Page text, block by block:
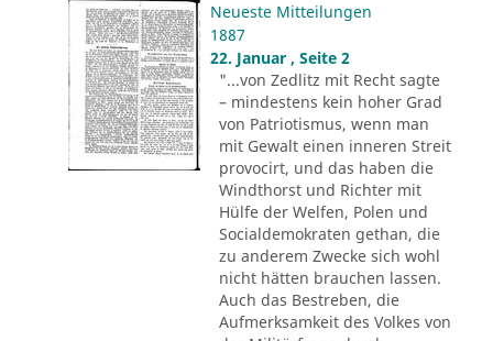
Neueste Mitteilungen
1887
22. Januar , Seite 2
"...von Zedlitz mit Recht sagte
– mindestens kein hoher Grad
von Patriotismus, wenn man
mit Gewalt einen inneren Streit
provocirt, und das haben die
Windthorst und Richter mit
Hülfe der Welfen, Polen und
Socialdemokraten gethan, die
zu anderem Zwecke sich wohl
nicht hätten brauchen lassen.
Auch das Bestreben, die
Aufmerksamkeit des Volkes von